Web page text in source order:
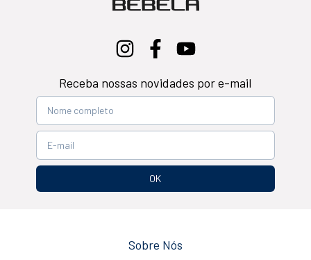
Receba nossas novidades por e-mail
Sobre Nós